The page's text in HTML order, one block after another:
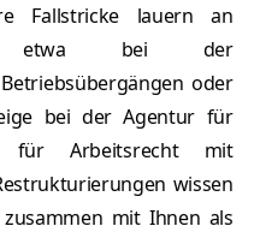
Fallstricke lauern an
etwa bei der
oder
bei der Agentur für
für Arbeitsrecht mit
wissen
mit Ihnen als